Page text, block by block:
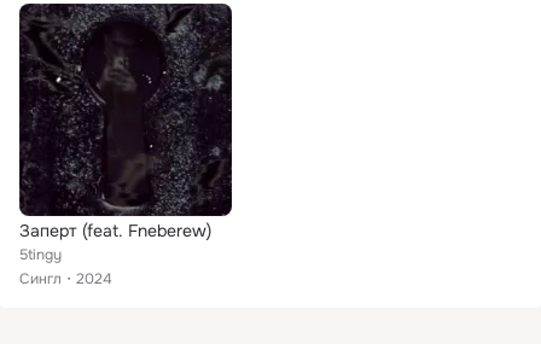
Заперт (feat. Fneberew)
5tingy
Сингл
2024